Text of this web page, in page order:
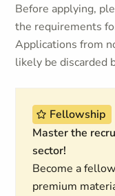
Before applying,
the requirements
Applications from
likely be discarded
Fellowship
Master the
sector!
Become a
premium